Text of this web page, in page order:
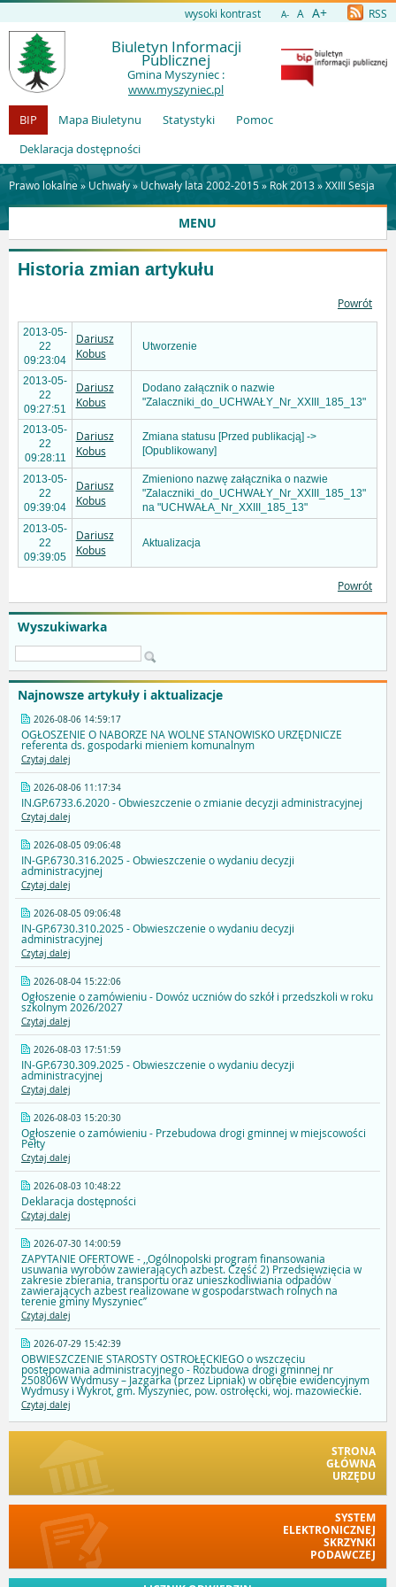
wysoki kontrast A- A A+ RSS
Biuletyn Informacji
Publicznej
Gmina Myszyniec :
www.myszyniec.pl
BIP
Mapa Biuletynu Statystyki
Pomoc
Deklaracja dostępności
Prawo lokalne » Uchwały» Uchwały lata 2002-2015»Rok 2013»XXIII Sesja
MENU
Wyszukiwarka
Najnowsze artykuły i aktualizacje
2026-08-06 14:59:17
OGŁOSZENIE O NABORZE NA WOLNE STANOWISKO URZĘDNICZE
referenta ds. gospodarki mieniem komunalnym
Czytaj dalej
2026-08-06 11:17:34
IN.GP.6733.6.2020 - Obwieszczenie o zmianie decyzji administracyjnej
Czytaj dalej
2026-08-05 09:06:48
IN-GP.6730.316.2025 - Obwieszczenie o wydaniu decyzji
administracyjnej
Czytaj dalej
2026-08-05 09:06:48
IN-GP.6730.310.2025 - Obwieszczenie o wydaniu decyzji
administracyjnej
Czytaj dalej
2026-08-04 15:22:06
Ogłoszenie o zamówieniu - Dowóz uczniów do szkół i przedszkoli w roku
szkolnym 2026/2027
Czytaj dalej
2026-08-03 17:51:59
IN-GP.6730.309.2025 - Obwieszczenie o wydaniu decyzji
administracyjnej
Czytaj dalej
2026-08-03 15:20:30
Ogłoszenie o zamówieniu - Przebudowa drogi gminnej w miejscowości
Pełty
Czytaj dalej
2026-08-03 10:48:22
Deklaracja dostępności
Czytaj dalej
2026-07-30 14:00:59
ZAPYTANIE OFERTOWE - ,,Ogólnopolski program finansowania
usuwania wyrobów zawierających azbest. Część 2) Przedsięwzięcia w
zakresie zbierania, transportu oraz unieszkodliwiania odpadów
zawierających azbest realizowane w gospodarstwach rolnych na
terenie gminy Myszyniec’’
Czytaj dalej
2026-07-29 15:42:39
OBWIESZCZENIE STAROSTY OSTROŁĘCKIEGO o wszczęciu
postępowania administracyjnego - Rozbudowa drogi gminnej nr
250806W Wydmusy – Jazgarka (przez Lipniak) w obrębie ewidencyjnym
Wydmusy i Wykrot, gm. Myszyniec, pow. ostrołęcki, woj. mazowieckie.
Czytaj dalej
STRONA
GŁÓWNA
URZĘDU
SYSTEM
ELEKTRONICZNEJ
SKRZYNKI
PODAWCZEJ
Historia zmian artykułu
Powrót
2013-05-
22
09:23:04
Dariusz
Kobus
Utworzenie
2013-05-
22
09:27:51
Dariusz
Kobus
Dodano załącznik o nazwie
"Zalaczniki_do_UCHWAŁY_Nr_XXIII_185_13"
2013-05-
22
09:28:11
Dariusz
Kobus
Zmiana statusu [Przed publikacją] ->
[Opublikowany]
2013-05-
22
09:39:04
Dariusz
Kobus
Zmieniono nazwę załącznika o nazwie
"Zalaczniki_do_UCHWAŁY_Nr_XXIII_185_13"
na "UCHWAŁA_Nr_XXIII_185_13"
2013-05-
22
09:39:05
Dariusz
Kobus
Aktualizacja
Powrót